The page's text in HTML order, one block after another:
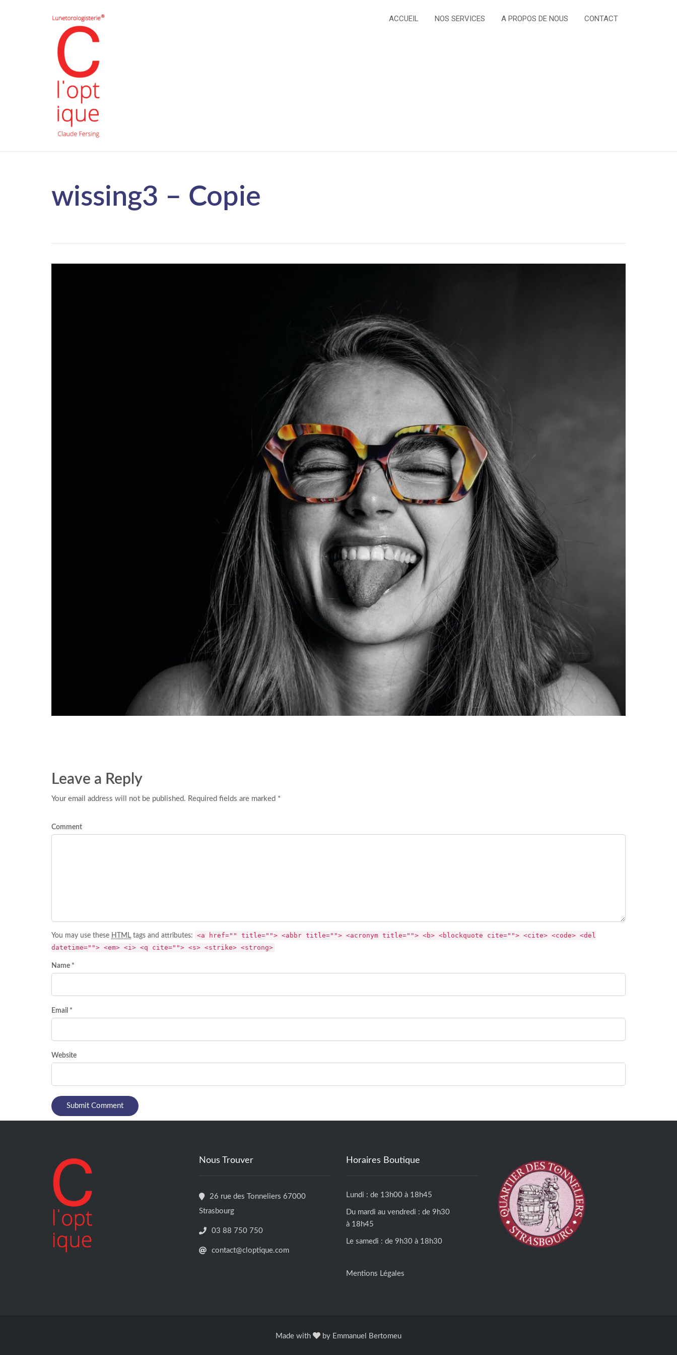
ACCUEIL NOS SERVICES A PROPOS DE NOUS CONTACT
wissing3 – Copie
Leave a Reply
Your email address will not be published. Required fields are marked *
Comment
You may use these HTML tags and attributes:
<a href="" title=""> <abbr title=""> <acronym title=""> <b> <blockquote cite=""> <cite> <code> <del
datetime=""> <em> <i> <q cite=""> <s> <strike> <strong>
Name *
Email *
Website
Nous Trouver
26 rue des Tonneliers 67000
Strasbourg
03 88 750 750
contact@cloptique.com
Horaires Boutique
Lundi : de 13h00 à 18h45
Du mardi au vendredi : de 9h30
à 18h45
Le samedi : de 9h30 à 18h30
Mentions Légales
Made with by Emmanuel Bertomeu